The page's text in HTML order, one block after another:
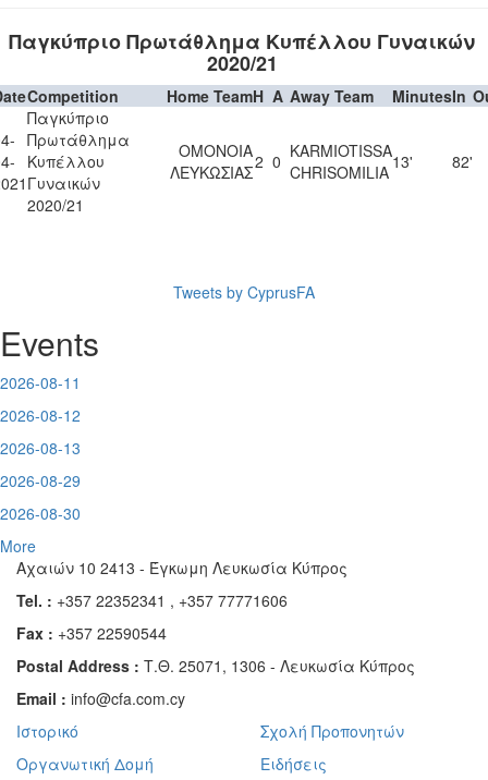
Παγκύπριο Πρωτάθλημα Κυπέλλου Γυναικών
2020/21
Competition Home TeamH A Away Team MinutesIn
Παγκύπριο
Πρωτάθλημα
Κυπέλλου
Γυναικών
2020/21
ΟΜΟΝΟΙΑ
ΛΕΥΚΩΣΙΑΣ2 0 KARMIOTISSA
CHRISOMILIA 13' 82'
Tweets by CyprusFA
Events
2026-08-11
2026-08-12
2026-08-13
2026-08-29
2026-08-30
More
Αχαιών 10 2413 - Έγκωμη Λευκωσία Κύπρος
Tel. : +357 22352341 , +357 77771606
Fax : +357 22590544
Postal Address : Τ.Θ. 25071, 1306 - Λευκωσία Κύπρος
Email : info@cfa.com.cy
Ιστορικό
Οργανωτική Δομή
Σχολή Προπονητών
Ειδήσεις